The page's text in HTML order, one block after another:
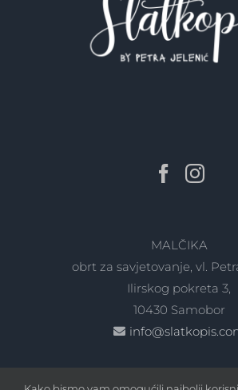
MALČIKA
obrt za savjetovanje, vl.
Ilirskog pokreta 3,
10430 Samobor